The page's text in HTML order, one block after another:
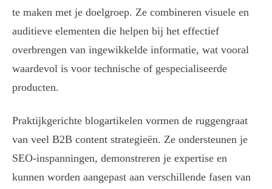
te maken met je doelgroep. Ze combineren visuele en
auditieve elementen die helpen bij het effectief
overbrengen van ingewikkelde informatie, wat vooral
waardevol is voor technische of gespecialiseerde
producten.
Praktijkgerichte blogartikelen vormen de ruggengraat
van veel B2B content strategieën. Ze ondersteunen je
SEO-inspanningen, demonstreren je expertise en
kunnen worden aangepast aan verschillende fasen van